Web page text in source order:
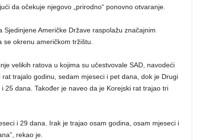
da očekuje njegovo „prirodno“ ponovno otvaranje.
Američke Države raspolažu značajnim
okrenu američkom tržištu.
velikih ratova u kojima su učestvovale SAD, navodeći
trajalo godinu, sedam mjeseci i pet dana, dok je Drugi
25 dana. Također je naveo da je Korejski rat trajao tri
i 29 dana. Irak je trajao osam godina, osam mjeseci i
rekao je.